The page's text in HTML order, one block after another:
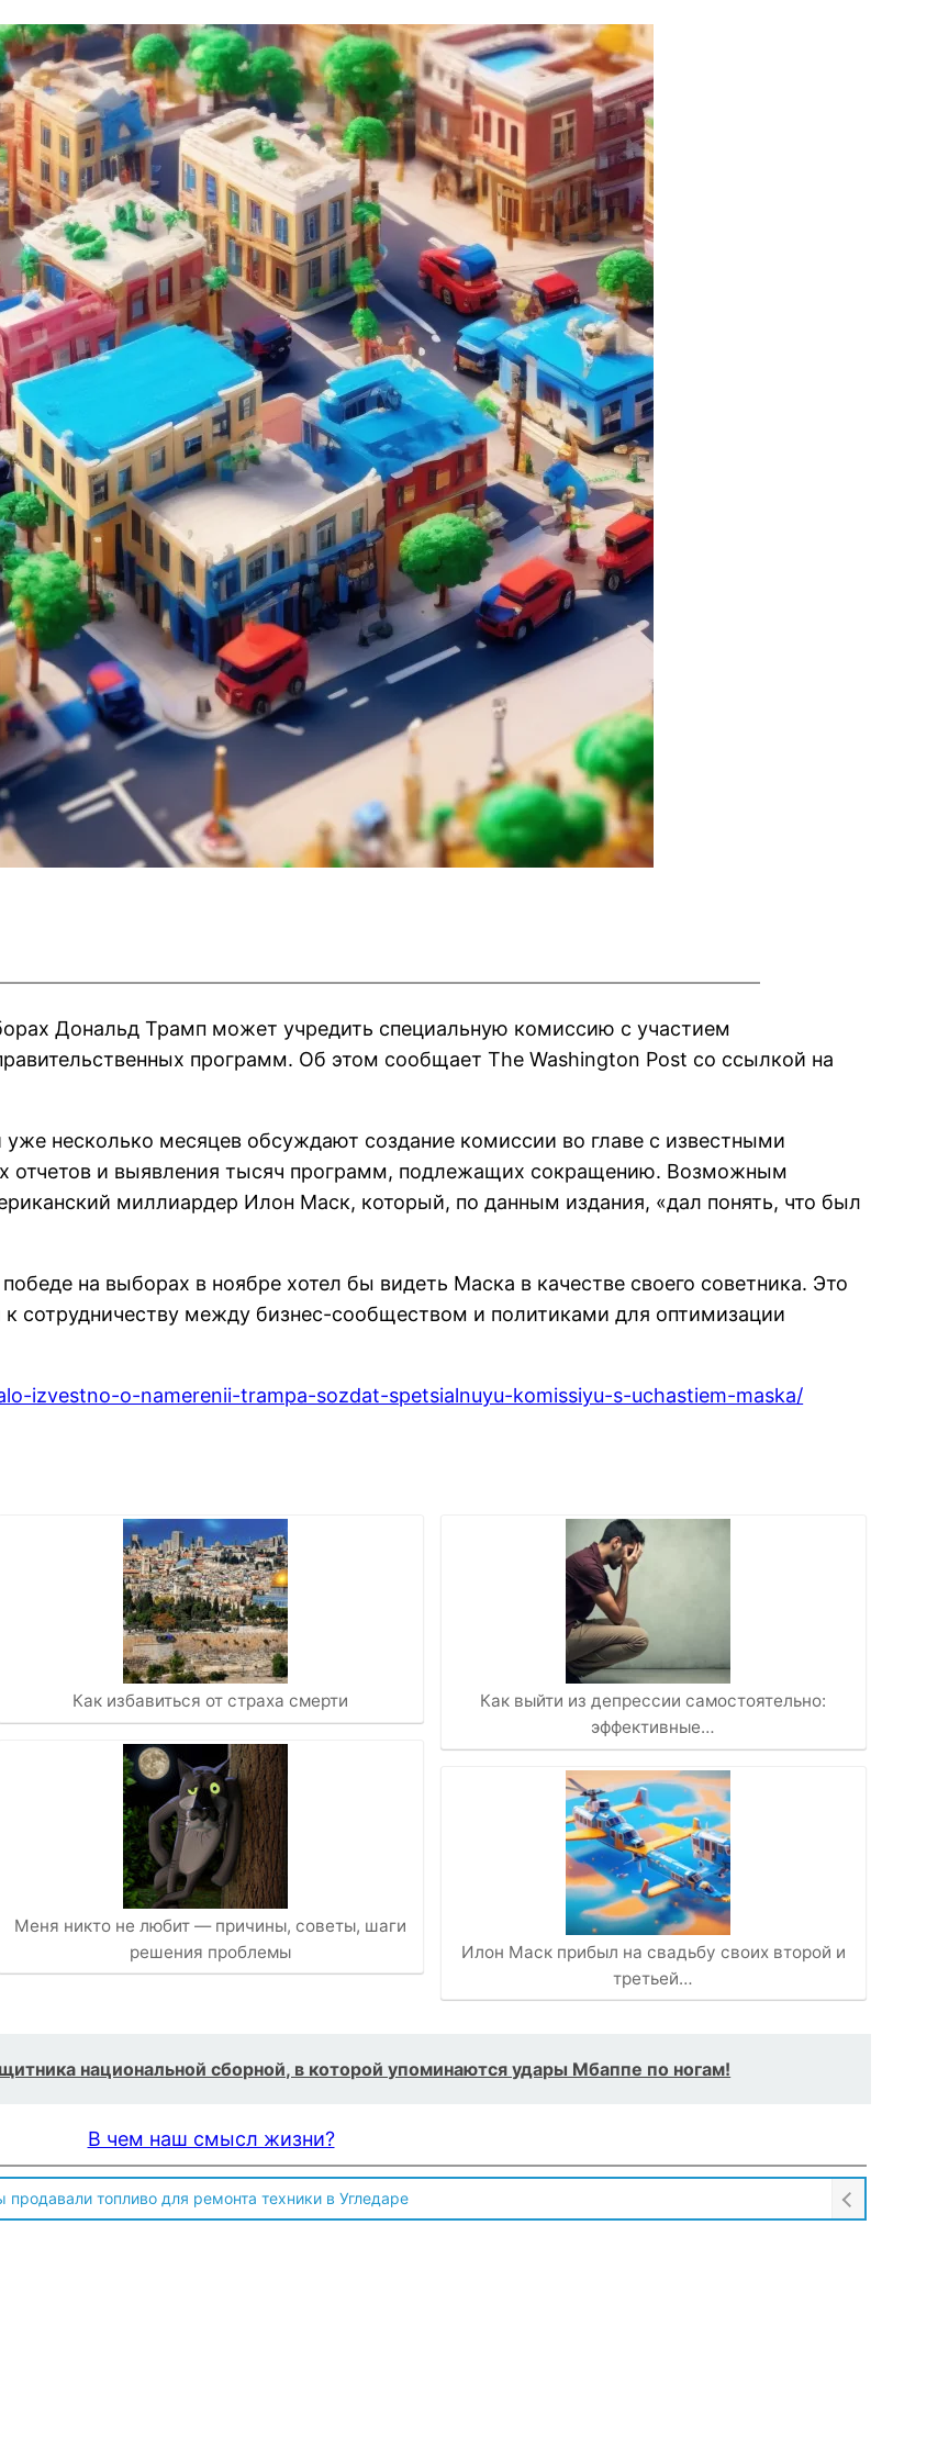
Дональд Трамп может учредить специальную комиссию с участием
программ. Об этом сообщает The Washington Post со ссылкой на
несколько месяцев обсуждают создание комиссии во главе с известными
отчетов и выявления тысяч программ, подлежащих сокращению. Возможным
миллиардер Илон Маск, который, по данным издания, «дал понять, что был
на выборах в ноябре хотел бы видеть Маска в качестве своего советника. Это
сотрудничеству между бизнес-сообществом и политиками для оптимизации
izvestno-o-namerenii-trampa-sozdat-spetsialnuyu-komissiyu-s-uchastiem-maska/
Как избавиться от страха смерти
Меня никто не любит — причины, советы, шаги
решения проблемы
Как выйти из депрессии самостоятельно:
эффективные…
Илон Маск прибыл на свадьбу своих второй и
третьей…
национальной сборной, в которой упоминаются удары Мбаппе по ногам!
В чем наш смысл жизни?
топливо для ремонта техники в Угледаре